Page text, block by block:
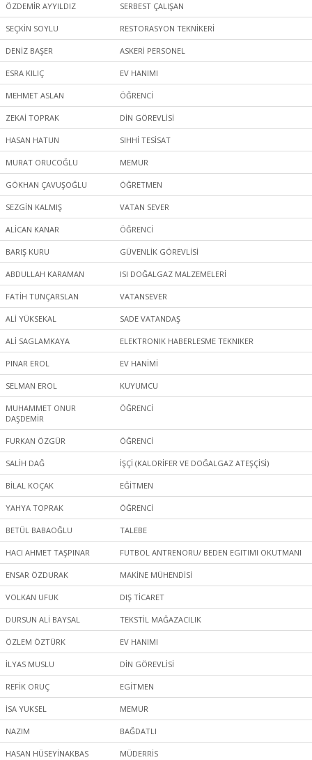
ÖZDEMİR AYYILDIZ SERBEST ÇALIŞAN
SEÇKİN SOYLU RESTORASYON TEKNİKERİ
DENİZ BAŞER ASKERİ PERSONEL
ESRA KILIÇ EV HANIMI
MEHMET ASLAN ÖĞRENCİ
ZEKAİ TOPRAK DİN GÖREVLİSİ
HASAN HATUN SIHHİ TESİSAT
MURAT ORUCOĞLU MEMUR
GÖKHAN ÇAVUŞOĞLU ÖĞRETMEN
SEZGİN KALMIŞ VATAN SEVER
ALİCAN KANAR ÖĞRENCİ
BARIŞ KURU GÜVENLİK GÖREVLİSİ
ABDULLAH KARAMAN ISI DOĞALGAZ MALZEMELERİ
FATİH TUNÇARSLAN VATANSEVER
ALİ YÜKSEKAL SADE VATANDAŞ
ALİ SAGLAMKAYA ELEKTRONIK HABERLESME TEKNIKER
PINAR EROL EV HANİMİ
SELMAN EROL KUYUMCU
MUHAMMET ONUR
DAŞDEMİR
ÖĞRENCİ
FURKAN ÖZGÜR ÖĞRENCİ
SALİH DAĞ İŞÇİ (KALORİFER VE DOĞALGAZ ATEŞÇİSİ)
BİLAL KOÇAK EĞİTMEN
YAHYA TOPRAK ÖĞRENCİ
BETÜL BABAOĞLU TALEBE
HACI AHMET TAŞPINAR FUTBOL ANTRENORU/ BEDEN EGITIMI OKUTMANI
ENSAR ÖZDURAK MAKİNE MÜHENDİSİ
VOLKAN UFUK DIŞ TİCARET
DURSUN ALİ BAYSAL TEKSTİL MAĞAZACILIK
ÖZLEM ÖZTÜRK EV HANIMI
İLYAS MUSLU DİN GÖREVLİSİ
REFİK ORUÇ EGİTMEN
İSA YUKSEL MEMUR
NAZIM BAĞDATLI
HASAN HÜSEYİNAKBAS MÜDERRİS